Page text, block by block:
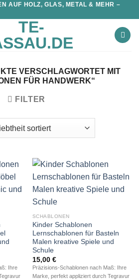
AUF HOLZ, GLAS, METAL & MEHR –
VERSCHLAGWORTET MIT
FÜR HANDWERK“
FILTER
Ihre
SCHABLONEN
Kinder Schablonen
Lernschablonen für Basteln
Malen kreative Spiele und
Schule
15,00 €
Präzisions-Schablonen nach Maß: Ihre
Marke, perfekt appliziert durch Tegravur